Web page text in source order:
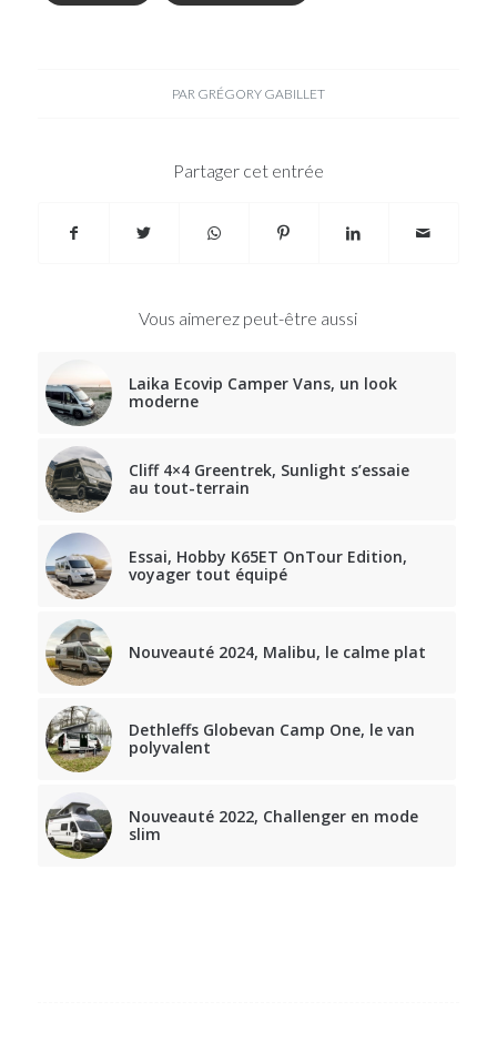
PAR GRÉGORY GABILLET
Partager cet entrée
Vous aimerez peut-être aussi
Laika Ecovip Camper Vans, un look
moderne
Cliff 4×4 Greentrek, Sunlight s’essaie
au tout-terrain
Essai, Hobby K65ET OnTour Edition,
voyager tout équipé
Nouveauté 2024, Malibu, le calme plat
Dethleffs Globevan Camp One, le van
polyvalent
Nouveauté 2022, Challenger en mode
slim